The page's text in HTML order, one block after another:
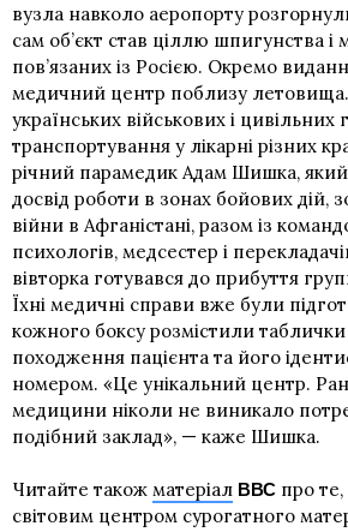
вузла навколо аеропорту
сам об’єкт став ціллю шпигунства
пов’язаних із Росією. Окремо
медичний центр поблизу
українських військових і цивільних
транспортування у лікарні різних
річний парамедик Адам Шишка,
досвід роботи в зонах бойових дій,
війни в Афганістані, разом із
психологів, медсестер і
вівторка готувався до прибуття
Їхні медичні справи вже були
кожного боксу розмістили
походження пацієнта та його
номером. «Це унікальний центр.
медицини ніколи не виникало
подібний заклад», — каже Шишка.
Читайте також матеріал ВВС про те,
світовим центром сурогатного